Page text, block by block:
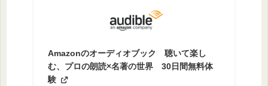
Amazonのオーディオブック 聴いて楽し
む、プロの朗読×名著の世界 30日間無料体
験